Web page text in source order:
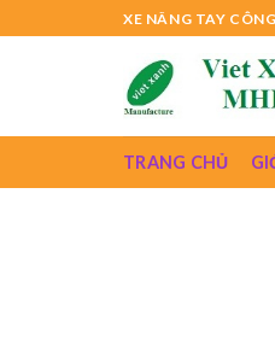
to
XE NÂNG TAY
TRANG CHỦ